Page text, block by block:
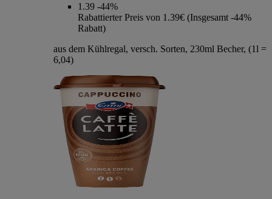
1.39 -44%
Rabattierter Preis von 1.39€ (Insgesamt -44%
Rabatt)
aus dem Kühlregal, versch. Sorten, 230ml Becher, (1l =
6,04)